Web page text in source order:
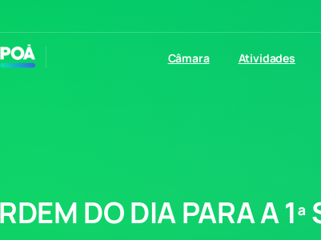
Câmara Atividades
DODIAPARAA1ª